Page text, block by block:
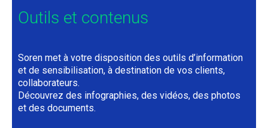
Outils et contenus
Soren met à votre disposition des outils d’information
et de sensibilisation, à destination de vos clients,
collaborateurs.
Découvrez des infographies, des vidéos, des photos
et des documents.